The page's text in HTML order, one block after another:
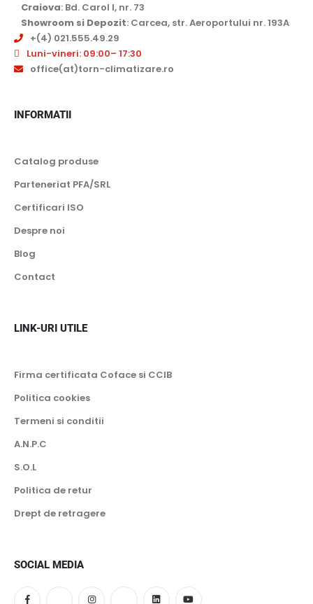
Craiova: Bd. Carol I, nr. 73
Showroom si Depozit: Carcea, str. Aeroportului nr. 193A
+(4) 021.555.49.29
Luni-vineri: 09:00– 17:30
office(at)torn-climatizare.ro
INFORMATII
Catalog produse
Parteneriat PFA/SRL
Certificari ISO
Despre noi
Blog
Contact
LINK-URI UTILE
Firma certificata Coface si CCIB
Politica cookies
Termeni si conditii
A.N.P.C
S.O.L
Politica de retur
Drept de retragere
SOCIAL MEDIA